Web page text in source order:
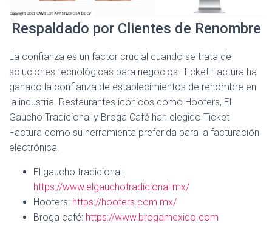
Respaldado por Clientes de Renombre
La confianza es un factor crucial cuando se trata de
soluciones tecnológicas para negocios. Ticket Factura ha
ganado la confianza de establecimientos de renombre en
la industria. Restaurantes icónicos como Hooters, El
Gaucho Tradicional y Broga Café han elegido Ticket
Factura como su herramienta preferida para la facturación
electrónica.
El gaucho tradicional:
https://www.elgauchotradicional.mx/
Hooters: https://hooters.com.mx/
Broga café: https://www.brogamexico.com